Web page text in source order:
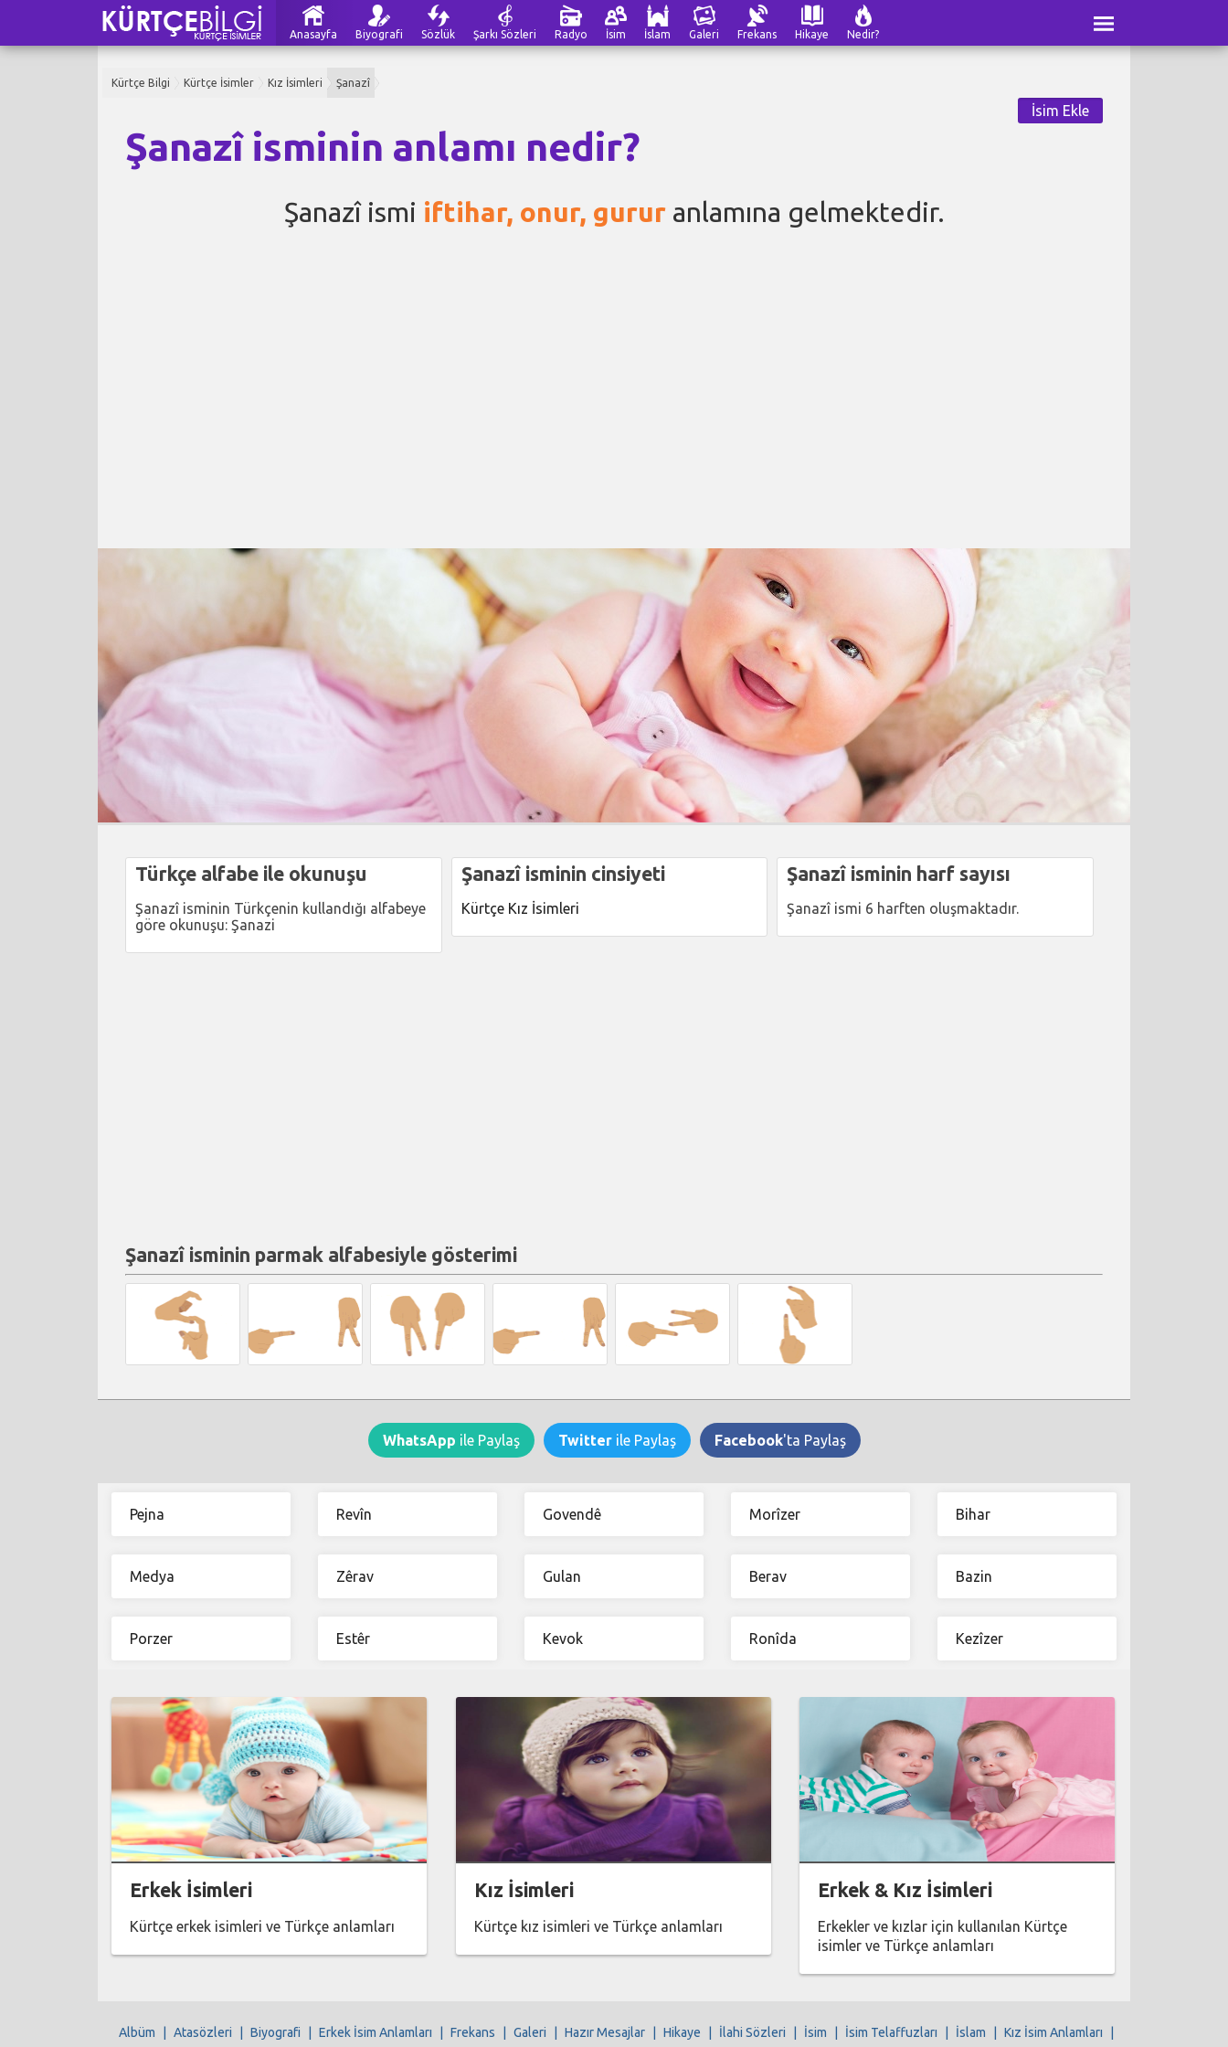
Anasayfa Biyografi Sözlük Şarkı Sözleri Radyo İsim İslam Galeri Frekans Hikaye Nedir?
Kürtçe Bilgi Kürtçe İsimler Kız İsimleri Şanazî
İsim Ekle
Şanazî isminin anlamı nedir?
Şanazî ismi iftihar, onur, gururanlamına gelmektedir.
Türkçe alfabe ile okunuşu
Şanazî isminin Türkçenin kullandığı alfabeye
göre okunuşu: Şanazi
Şanazî isminin cinsiyeti
Kürtçe Kız İsimleri
Şanazî isminin harf sayısı
Şanazî ismi 6 harften oluşmaktadır.
Şanazî isminin parmak alfabesiyle gösterimi
WhatsApp ile Paylaş Twitterile Paylaş Facebook'ta Paylaş
Pejna Revîn Govendê Morîzer Bihar
Medya Zêrav Gulan Berav Bazin
Porzer Estêr Kevok Ronîda Kezîzer
Erkek İsimleri
Kürtçe erkek isimleri ve Türkçe anlamları
Kız İsimleri
Kürtçe kız isimleri ve Türkçe anlamları
Erkek & Kız İsimleri
Erkekler ve kızlar için kullanılan Kürtçe
isimler ve Türkçe anlamları
Albüm | Atasözleri | Biyografi | Erkek İsim Anlamları | Frekans | Galeri | Hazır Mesajlar | Hikaye | İlahi Sözleri | İsim | İsim Telaffuzları | İslam | Kız İsim Anlamları |